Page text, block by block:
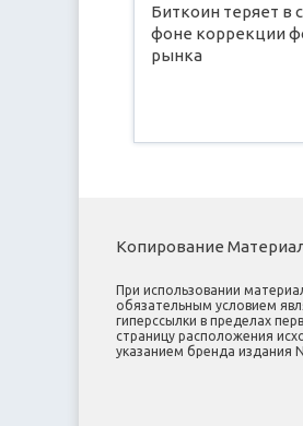
Биткоин теряет в
фоне коррекции
рынка
Копирование
При использовании
обязательным условием
гиперссылки в пределах
страницу расположения
указанием бренда издания